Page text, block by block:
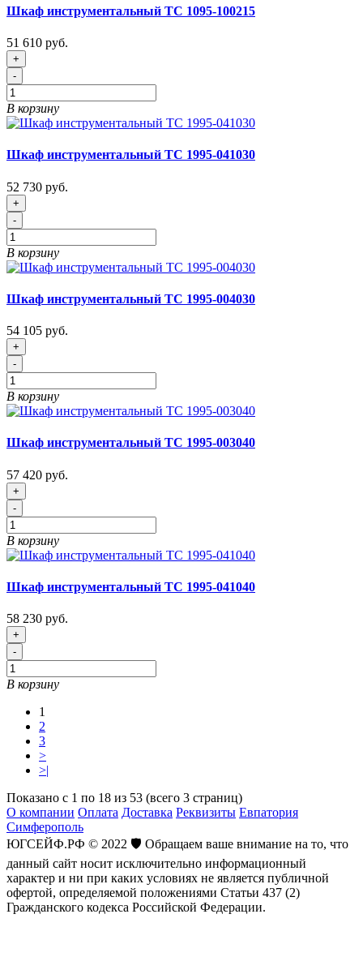
Шкаф инструментальный ТС 1095-100215
51 610 руб.
+
-
В корзину
Шкаф инструментальный ТС 1995-041030
52 730 руб.
+
-
В корзину
Шкаф инструментальный ТС 1995-004030
54 105 руб.
+
-
В корзину
Шкаф инструментальный ТС 1995-003040
57 420 руб.
+
-
В корзину
Шкаф инструментальный ТС 1995-041040
58 230 руб.
+
-
В корзину
1
2
3
>
>|
Показано с 1 по 18 из 53 (всего 3 страниц)
О компании Оплата Доставка Реквизиты Евпатория
Симферополь
ЮГСЕЙФ.РФ © 2022 🛡️ Обращаем ваше внимание на то, что
данный сайт носит исключительно информационный
характер и ни при каких условиях не является публичной
офертой, определяемой положениями Статьи 437 (2)
Гражданского кодекса Российской Федерации.